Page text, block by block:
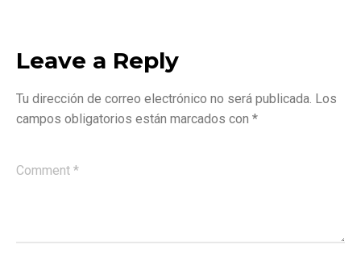
Leave a Reply
Tu dirección de correo electrónico no será publicada. Los
campos obligatorios están marcados con *